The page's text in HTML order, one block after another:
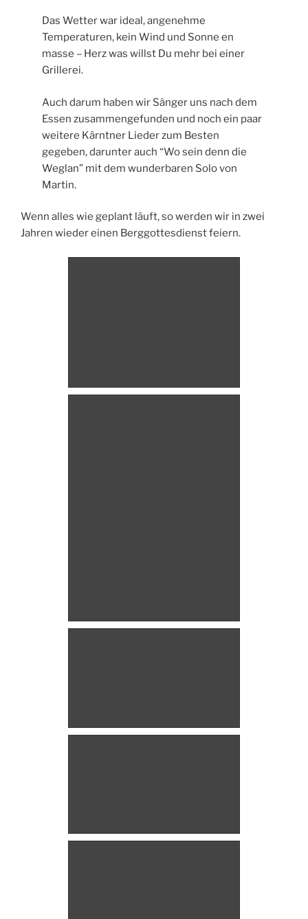
Das Wetter war ideal, angenehme
Temperaturen, kein Wind und Sonne en
masse – Herz was willst Du mehr bei einer
Grillerei.
Auch darum haben wir Sänger uns nach dem
Essen zusammengefunden und noch ein paar
weitere Kärntner Lieder zum Besten
gegeben, darunter auch “Wo sein denn die
Weglan” mit dem wunderbaren Solo von
Martin.
Wenn alles wie geplant läuft, so werden wir in zwei
Jahren wieder einen Berggottesdienst feiern.